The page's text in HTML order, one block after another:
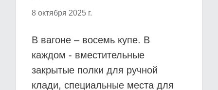
8 октября 2025 г.
В вагоне – восемь купе. В
каждом - вместительные
закрытые полки для ручной
клади, специальные места для